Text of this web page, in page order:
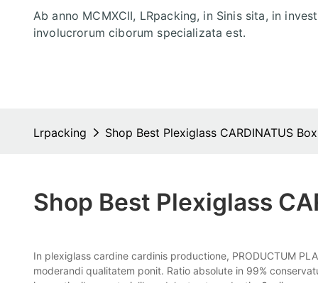
Ab anno MCMXCII, LRpacking, in Sinis sita, in
involucrorum ciborum specializata est.
Lrpacking Shop Best Plexiglass CARDINATUS
Shop Best Plexiglass
In plexiglass cardine cardinis productione, PRODUCTUM
moderandi qualitatem ponit. Ratio absolute in 99%